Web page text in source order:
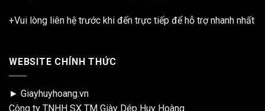
+Vui lòng liên hệ trước khi đến trực tiếp để hỗ trợ nhanh nhất
WEBSITE CHÍNH THỨC
► Giayhuyhoang.vn
Công ty TNHH SX TM Giày Dép Huy Hoàng